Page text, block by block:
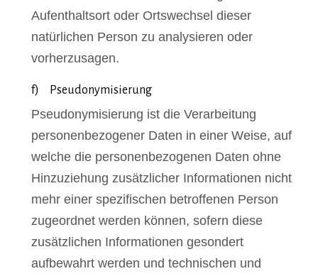
Aufenthaltsort oder Ortswechsel dieser
natürlichen Person zu analysieren oder
vorherzusagen.
f) Pseudonymisierung
Pseudonymisierung ist die Verarbeitung
personenbezogener Daten in einer Weise, auf
welche die personenbezogenen Daten ohne
Hinzuziehung zusätzlicher Informationen nicht
mehr einer spezifischen betroffenen Person
zugeordnet werden können, sofern diese
zusätzlichen Informationen gesondert
aufbewahrt werden und technischen und